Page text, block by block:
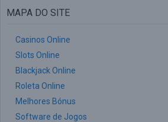
MAPA DO SITE
Casinos Online
Slots Online
Blackjack Online
Roleta Online
Melhores Bónus
Software de Jogos